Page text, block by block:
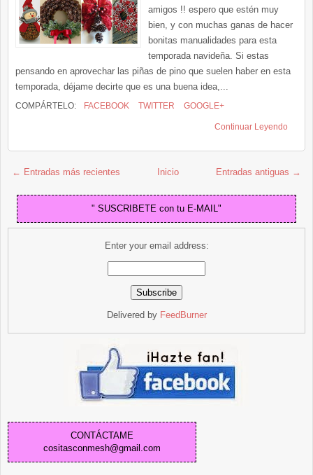
amigos !! espero que estén muy
bien, y con muchas ganas de hacer
bonitas manualidades para esta
temporada navideña. Si estas
pensando en aprovechar las piñas de pino que suelen haber en esta
temporada, déjame decirte que es una buena idea,...
COMPÁRTELO: FACEBOOK TWITTER GOOGLE+
Continuar Leyendo
← Entradas más recientes Entradas antiguas →
Inicio
" SUSCRIBETE con tu E-MAIL"
Enter your email address:
Delivered by FeedBurner
CONTÁCTAME
cositasconmesh@gmail.com